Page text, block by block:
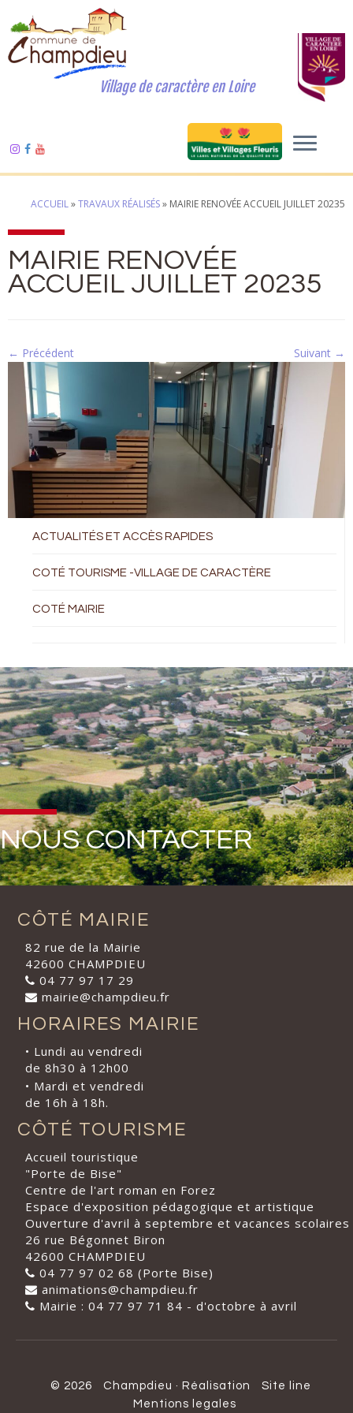
Village de caractère en Loire
ACCUEIL»TRAVAUX RÉALISÉS» MAIRIE RENOVÉE ACCUEIL JUILLET 20235
MAIRIE RENOVÉE
ACCUEIL JUILLET 20235
← Précédent Suivant →
ACTUALITÉS ET ACCÈS RAPIDES
COTÉ TOURISME -VILLAGE DE CARACTÈRE
COTÉ MAIRIE
NOUS CONTACTER
CÔTÉ MAIRIE
82 rue de la Mairie
42600 CHAMPDIEU
04 77 97 17 29
mairie@champdieu.fr
HORAIRES MAIRIE
• Lundi au vendredi
de 8h30 à 12h00
• Mardi et vendredi
de 16h à 18h.
CÔTÉ TOURISME
Accueil touristique
"Porte de Bise"
Centre de l'art roman en Forez
Espace d'exposition pédagogique et artistique
Ouverture d'avril à septembre et vacances scolaires
26 rue Bégonnet Biron
42600 CHAMPDIEU
04 77 97 02 68 (Porte Bise)
animations@champdieu.fr
Mairie : 04 77 97 71 84 - d'octobre à avril
© 2026 Champdieu · Réalisation
Site line
Mentions legales